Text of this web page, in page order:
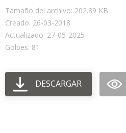
Tamaño del archivo: 202.89 KB
Creado: 26-03-2018
Actualizado: 27-05-2025
Golpes: 81
DESCARGAR